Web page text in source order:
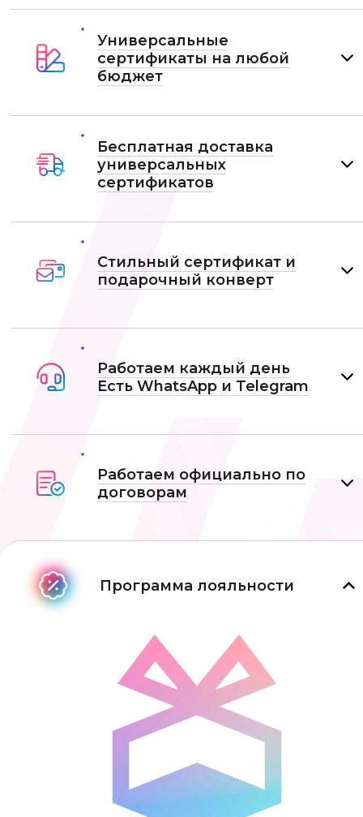
Универсальные
сертификаты на любой
бюджет
Бесплатная доставка
универсальных
сертификатов
Стильный сертификат и
подарочный конверт
Работаем каждый день
Есть WhatsApp и Telеgram
Работаем официально по
договорам
Программа лояльности